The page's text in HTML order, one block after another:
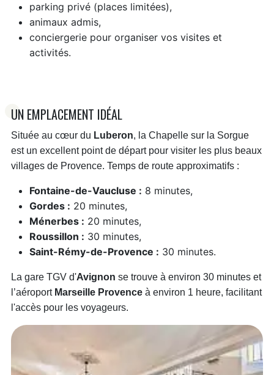
parking privé (places limitées),
animaux admis,
conciergerie pour organiser vos visites et
activités.
UN EMPLACEMENT IDÉAL
Située au cœur du Luberon, la Chapelle sur la Sorgue
est un excellent point de départ pour visiter les plus beaux
villages de Provence. Temps de route approximatifs :
Fontaine-de-Vaucluse : 8 minutes,
Gordes : 20 minutes,
Ménerbes : 20 minutes,
Roussillon : 30 minutes,
Saint-Rémy-de-Provence : 30 minutes.
La gare TGV d'Avignon se trouve à environ 30 minutes et
l’aéroport Marseille Provenceà environ 1 heure, facilitant
l'accès pour les voyageurs.